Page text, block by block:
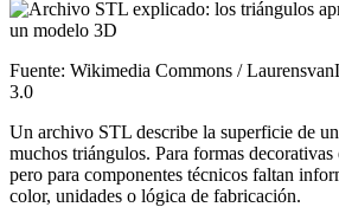
Fuente: Wikimedia Commons /
3.0
Un archivo STL describe la superficie de
muchos triángulos. Para formas decorativas
pero para componentes técnicos faltan
color, unidades o lógica de fabricación.